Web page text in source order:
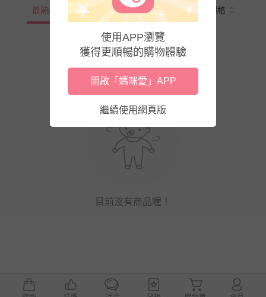
最熱銷 新上市 價格
目前沒有商品喔！
使用APP瀏覽
獲得更順暢的購物體驗
開啟「媽咪愛」APP
繼續使用網頁版